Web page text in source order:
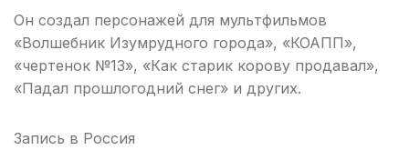
Он создал персонажей для мультфильмов
«Волшебник Изумрудного города», «КОАПП»,
«чертенок №13», «Как старик корову продавал»,
«Падал прошлогодний снег» и других.
Запись в Россия